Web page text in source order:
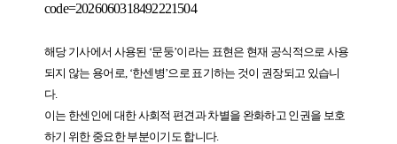
code=2026060318492221504
해당 기사에서 사용된 ‘문둥’이라는 표현은 현재 공식적으로 사용
되지 않는 용어로, ‘한센병’으로 표기하는 것이 권장되고 있습니
다.
이는 한센인에 대한 사회적 편견과 차별을 완화하고 인권을 보호
하기 위한 중요한 부분이기도 합니다.